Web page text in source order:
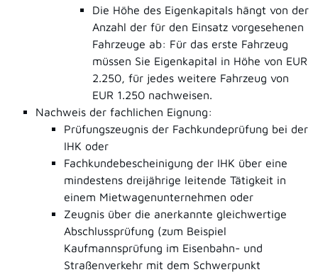
Die Höhe des Eigenkapitals hängt von der
Anzahl der für den Einsatz vorgesehenen
Fahrzeuge ab: Für das erste Fahrzeug
müssen Sie Eigenkapital in Höhe von EUR
2.250, für jedes weitere Fahrzeug von
EUR 1.250 nachweisen.
Nachweis der fachlichen Eignung:
Prüfungszeugnis der Fachkundeprüfung bei der
IHK oder
Fachkundebescheinigung der IHK über eine
mindestens dreijährige leitende Tätigkeit in
einem Mietwagenunternehmen oder
Zeugnis über die anerkannte gleichwertige
Abschlussprüfung (zum Beispiel
Kaufmannsprüfung im Eisenbahn- und
Straßenverkehr mit dem Schwerpunkt